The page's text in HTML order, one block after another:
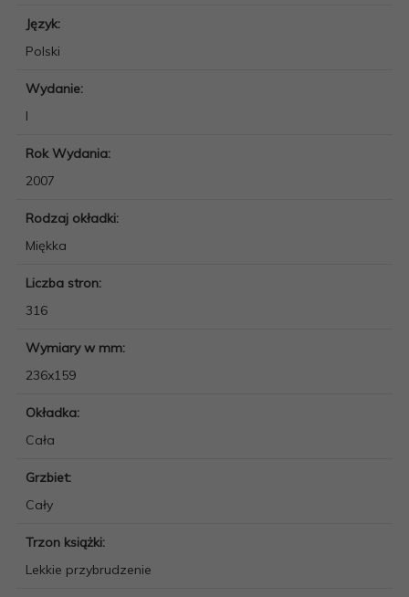
Język:
Polski
Wydanie:
I
Rok Wydania:
2007
Rodzaj okładki:
Miękka
Liczba stron:
316
Wymiary w mm:
236x159
Okładka:
Cała
Grzbiet:
Cały
Trzon książki:
Lekkie przybrudzenie